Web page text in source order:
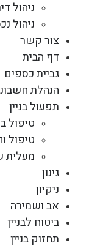
ניהול
ניהול
צור קשר
דף הבית
גביית כספים
הנהלת
תפעול בניין
טיפול
טיפול
מעלית
גינון
ניקיון
אב ושמירה
ביטוח לבניין
תחזוק בניין